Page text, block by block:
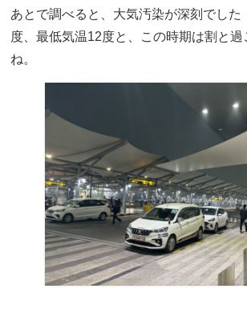
あとで調べると、大気汚染が深刻でした
度、最低気温12度と、この時期は割と
ね。